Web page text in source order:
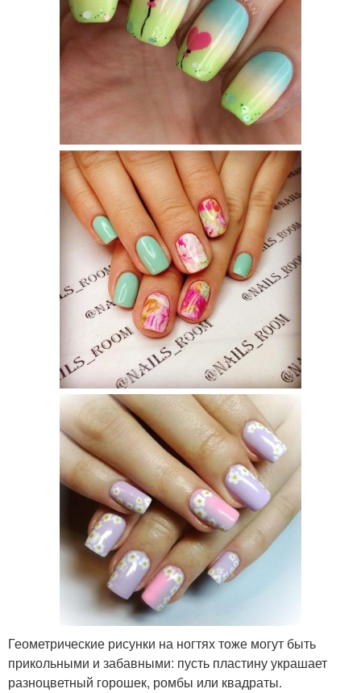
Геометрические рисунки на ногтях тоже могут быть
прикольными и забавными: пусть пластину украшает
разноцветный горошек, ромбы или квадраты.